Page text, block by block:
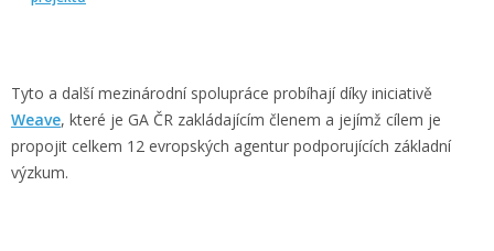
Tyto a další mezinárodní spolupráce probíhají díky iniciativě
Weave, které je GA ČR zakládajícím členem a jejímž cílem je
propojit celkem 12 evropských agentur podporujících základní
výzkum.